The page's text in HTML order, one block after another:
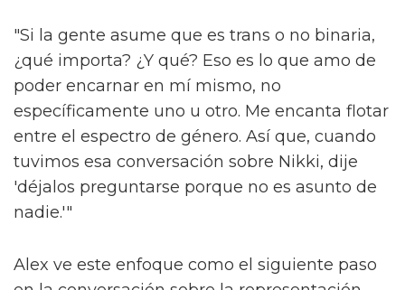
"Si la gente asume que es trans o no binaria,
¿qué importa? ¿Y qué? Eso es lo que amo de
poder encarnar en mí mismo, no
específicamente uno u otro. Me encanta flotar
entre el espectro de género. Así que, cuando
tuvimos esa conversación sobre Nikki, dije
'déjalos preguntarse porque no es asunto de
nadie.'"
Alex ve este enfoque como el siguiente paso